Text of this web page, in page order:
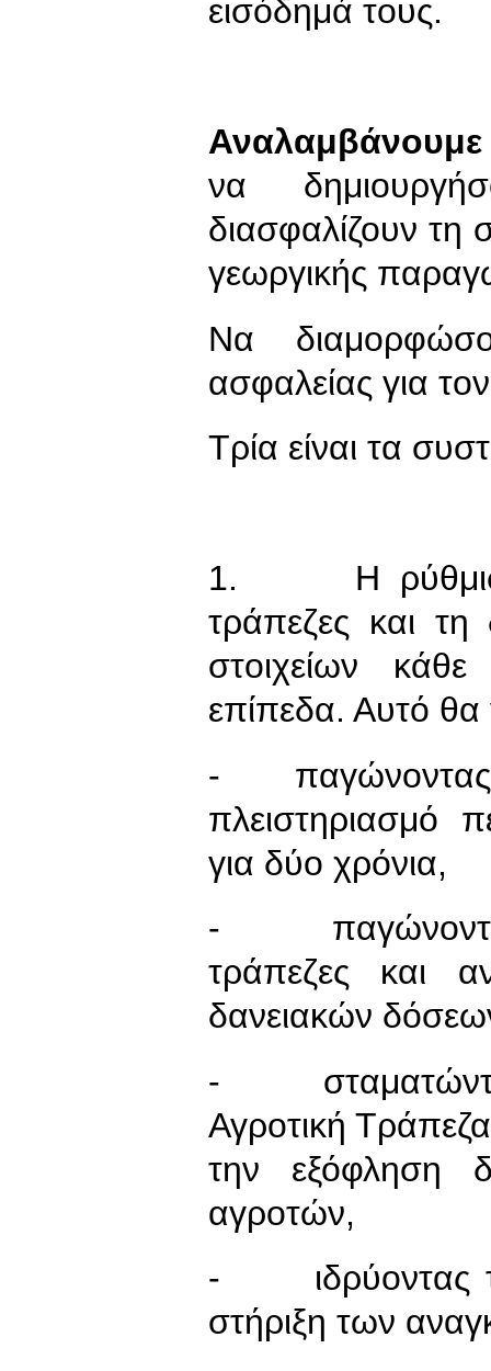
εισόδημά τους.
να
διασφαλίζουν τη
γεωργικής
Να
ασφαλείας για
Τρία είναι τα
1. H ρύθμιση
τράπεζες και τη
στοιχείων
επίπεδα. Αυτό θα
- παγώνοντας
πλειστηριασμό
για δύο χρόνια,
- παγώνοντας
τράπεζες και
δανειακών
-
Αγροτική
την εξόφληση
αγροτών,
- ιδρύοντας
στήριξη των